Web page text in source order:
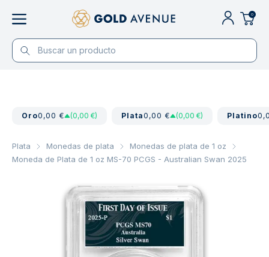
0
Oro0,00 € (0,00 €) Plata0,00 € (0,00 €) Platino
Plata Monedas de plata
Monedas de plata de 1 oz
Moneda de Plata de 1 oz MS-70 PCGS - Australian Swan 2025